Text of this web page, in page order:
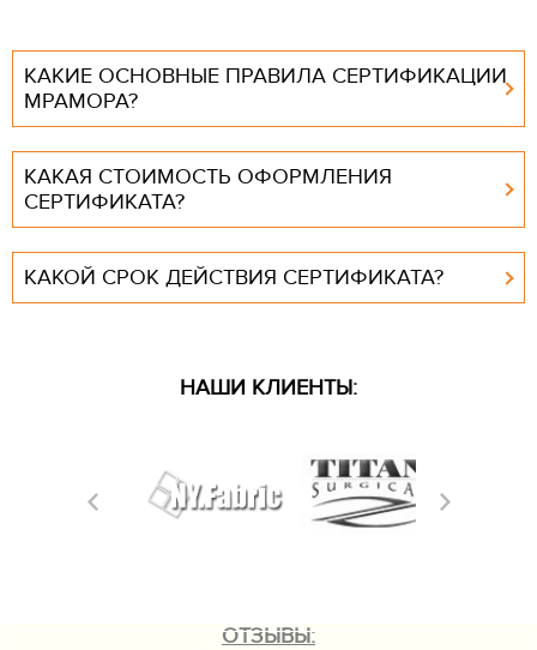
КАКИЕ ОСНОВНЫЕ ПРАВИЛА СЕРТИФИКАЦИИ
МРАМОРА?
КАКАЯ СТОИМОСТЬ ОФОРМЛЕНИЯ
СЕРТИФИКАТА?
КАКОЙ СРОК ДЕЙСТВИЯ СЕРТИФИКАТА?
НАШИ КЛИЕНТЫ:
ОТЗЫВЫ: